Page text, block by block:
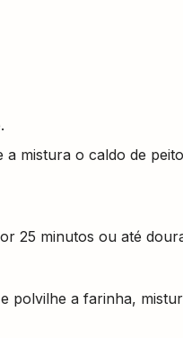
mistura o caldo de
25 minutos ou até
polvilhe a farinha,